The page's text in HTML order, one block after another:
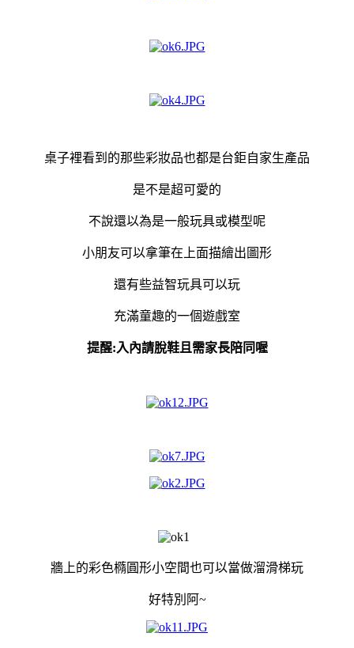
桌子裡看到的那些彩妝品也都是台鉅自家生產品
是不是超可愛的
不說還以為是一般玩具或模型呢
小朋友可以拿筆在上面描繪出圖形
還有些益智玩具可以玩
充滿童趣的一個遊戲室
提醒:入內請脫鞋且需家長陪同喔
牆上的彩色橢圓形小空間也可以當做溜滑梯玩
好特別阿~